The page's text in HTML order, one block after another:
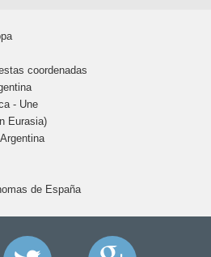
coordenadas
- Une
Eurasia)
de España